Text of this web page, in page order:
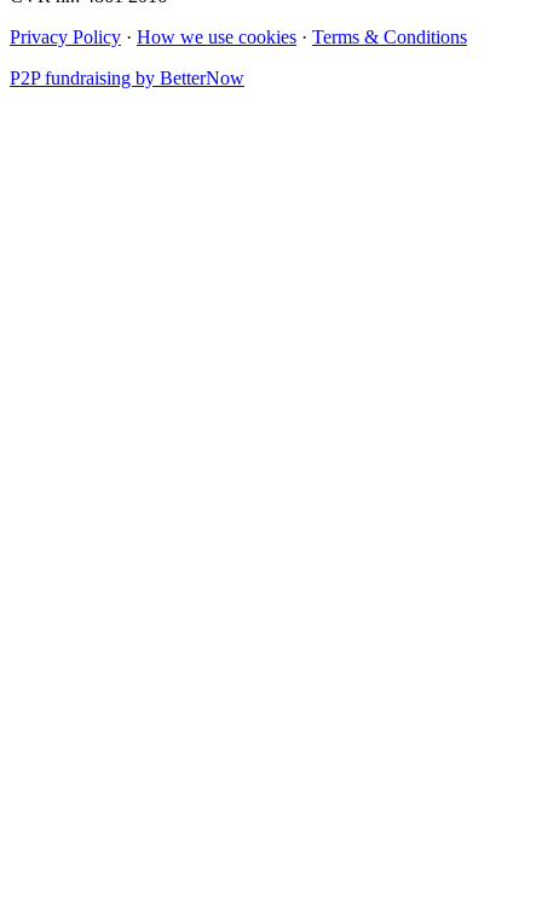
Privacy Policy · How we use cookies · Terms & Conditions
P2P fundraising by BetterNow